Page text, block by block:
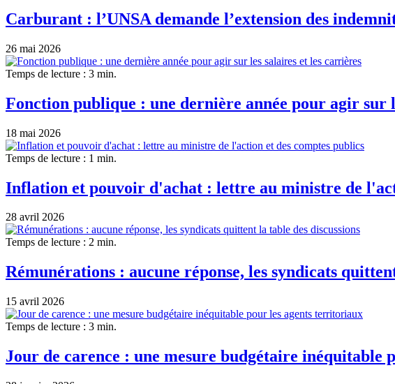
Carburant : l’UNSA demande l’extension des
26 mai 2026
Temps de lecture : 3 min.
Fonction publique : une dernière année pour agir sur
18 mai 2026
Temps de lecture : 1 min.
Inflation et pouvoir d'achat : lettre au ministre de
28 avril 2026
Temps de lecture : 2 min.
Rémunérations : aucune réponse, les syndicats
15 avril 2026
Temps de lecture : 3 min.
Jour de carence : une mesure budgétaire inéquitable